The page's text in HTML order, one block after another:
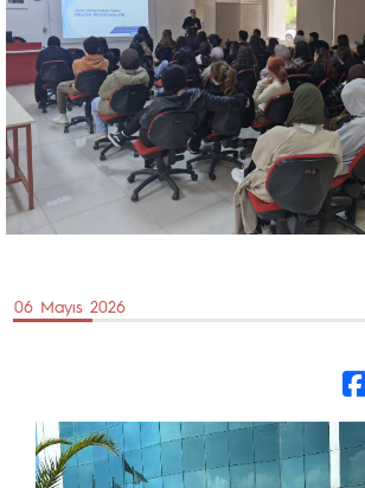
06 Mayıs 2026